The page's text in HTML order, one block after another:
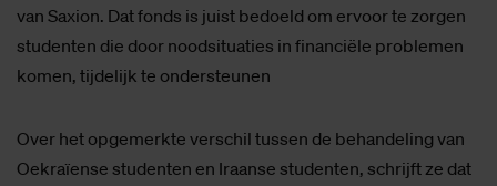
van Saxion. Dat fonds is juist bedoeld om ervoor te zorgen
studenten die door noodsituaties in financiële problemen
komen, tijdelijk te ondersteunen
Over het opgemerkte verschil tussen de behandeling van
Oekraïense studenten en Iraanse studenten, schrijft ze dat